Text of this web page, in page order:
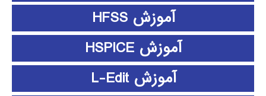
آموزش HFSS
آموزش HSPICE
آموزش L-Edit